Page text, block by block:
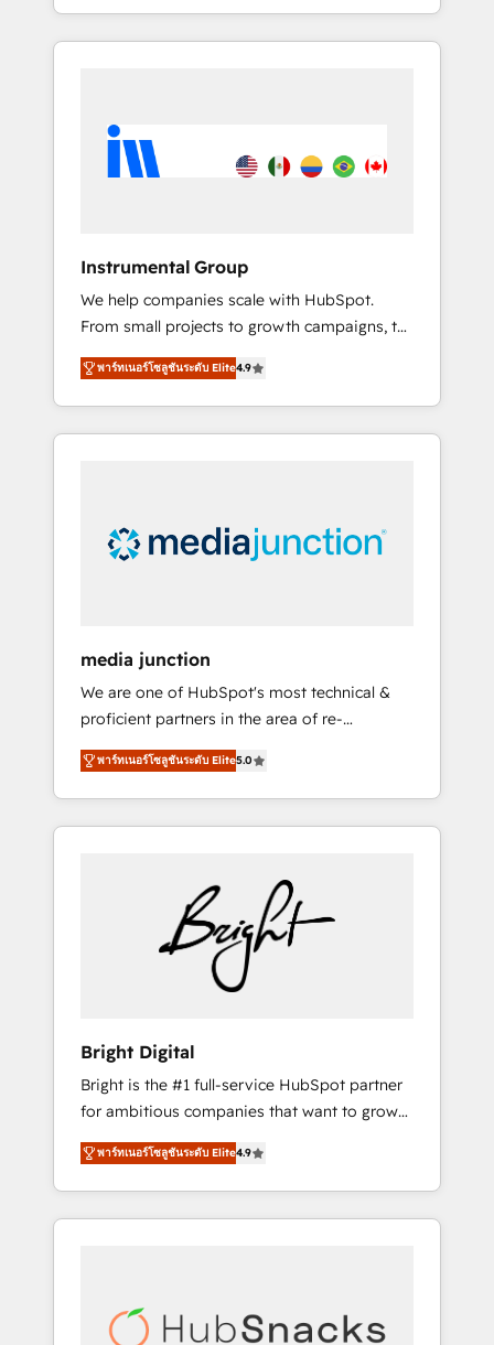
facilitator, MakeWebBetter, hands you the
blend of HubSpot expertise & eminent
HubSpot experience 🤝HubSpot Premier
Integration partner 🤝Google Premier Partner
Harnessing the full potential of the powerful
HubSpot CRM. ✔️A team of HubSpot experts
backed by over 10+ years of HubSpot
experience ✔️Flexible pricing models —
Hourly-fee (assigned one Dedicated
HubSpot Admin); Monthly-fee (HubSpot
Admin + Project Manager); and Fixed Project
bundle services. Connect with us today!
Instrumental Group
We help companies scale with HubSpot.
From small projects to growth campaigns, to
CRM and websites. Hire an agency that's
experienced in every inch of HubSpot and
willing to work hand-in-hand with your team
to simplify the complex and build a better
พาร์ทเนอร์โซลูชันระดับ Elite4.9
media junction
We are one of HubSpot's most technical &
proficient partners in the area of re-
platforming, website design & development.
We specialize in multi-hub implementations
for mid-market & enterprise companies. We
are woman-owned, powered by coffee, and
Impact Award 🏆2022 Technical Expertise
Impact Award 🏆2022 Platform Migration
Excellence Impact Award 🏆2020 Elite
Solutions Partner 🏆2019 Integrations
Website Design HubSpot Impact Award 🏆
2017 Website Design HubSpot Impact Award
🏆2016 Growth-Driven Design Agency of the
Year 🏆2016 Sales Enablement HubSpot
Impact Award 🏆2015 Growth-Driven Design
Agency of the Year 🏆2015 Became the 5th
Agency to reach Diamond 🏆2014 HubSpot
Became a HubSpot Partner 📆Founded in
พาร์ทเนอร์โซลูชันระดับ Elite5.0
Bright Digital
Bright is the #1 full-service HubSpot partner
for ambitious companies that want to grow
smarter. From HubSpot onboarding, to
training, from developing a new website to
lead generation and digital marketing; we do
it all (and with great results)! In short, our
modules, integrations - Marketing & sales
พาร์ทเนอร์โซลูชันระดับ Elite4.9